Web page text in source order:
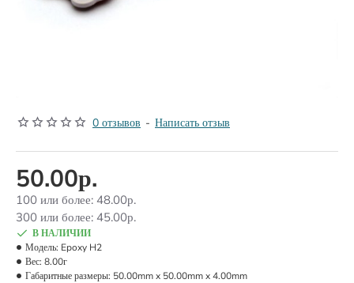
0 отзывов - Написать отзыв
50.00р.
100 или более: 48.00р.
300 или более: 45.00р.
В НАЛИЧИИ
Модель: Epoxy H2
Вес: 8.00г
Габаритные размеры: 50.00mm x 50.00mm x 4.00mm